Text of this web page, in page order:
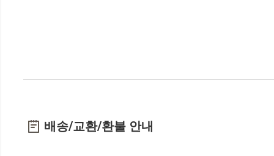
배송/교환/환불 안내